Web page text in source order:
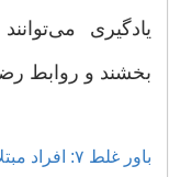
یادگیری
بخشند و روابط
باور غلط ۷: